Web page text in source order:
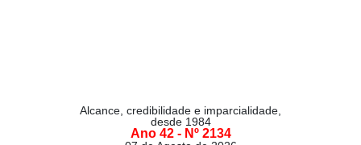
Alcance, credibilidade e imparcialidade,
desde 1984
Ano 42 - Nº 2134